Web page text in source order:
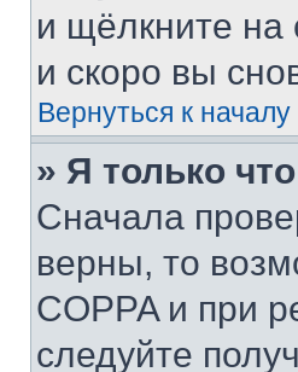
и щёлкните на
и скоро вы
Вернуться к началу
» Я только
Сначала
верны, то
COPPA и при
следуйте